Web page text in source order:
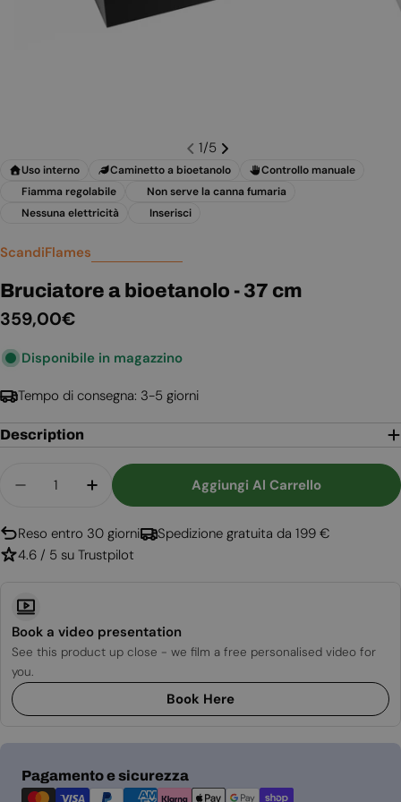
1/5
Uso interno Caminetto a bioetanolo
Controllo manuale
Fiamma regolabile
Non serve la canna fumaria
Nessuna elettricità
Inserisci
ScandiFlames
Bruciatore a bioetanolo - 37 cm
Prezzo
359,00€
Disponibile in magazzino
Tempo di consegna: 3-5 giorni
Description
Diminuisci La Quantità Per Bruciatore A
Aumenta La Quantità Per Bruciatore A
Aggiungi Al Carrello
Reso entro 30 giorni
Spedizione gratuita da 199 €
4.6 / 5 su Trustpilot
Book a video presentation
See this product up close - we film a free personalised video for
you.
Book Here
Pagamento e sicurezza
Metodi
di